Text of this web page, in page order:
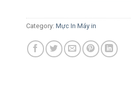
Category: Mực In Máy in